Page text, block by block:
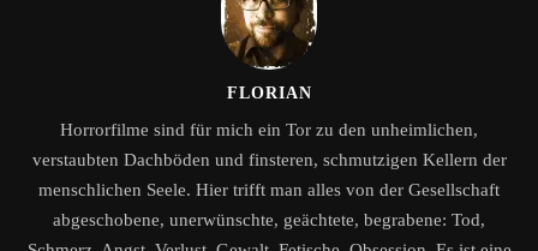
FLORIAN
Horrorfilme sind für mich ein Tor zu den unheimlichen,
verstaubten Dachböden und finsteren, schmutzigen Kellern der
menschlichen Seele. Hier trifft man alles von der Gesellschaft
abgeschobene, unerwünschte, geächtete, begrabene: Tod,